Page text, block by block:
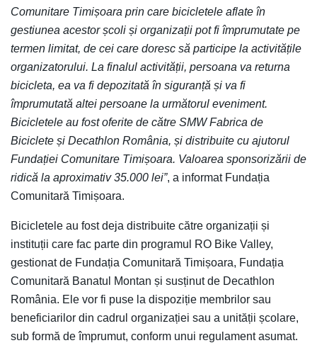
Comunitare Timișoara prin care bicicletele aflate în
gestiunea acestor școli și organizații pot fi împrumutate pe
termen limitat, de cei care doresc să participe la activitățile
organizatorului. La finalul activității, persoana va returna
bicicleta, ea va fi depozitată în siguranță și va fi
împrumutată altei persoane la următorul eveniment.
Bicicletele au fost oferite de către SMW Fabrica de
Biciclete și Decathlon România, și distribuite cu ajutorul
Fundației Comunitare Timișoara. Valoarea sponsorizării de
ridică la aproximativ 35.000 lei”, a informat Fundația
Comunitară Timișoara.
Bicicletele au fost deja distribuite către organizații și
instituții care fac parte din programul RO Bike Valley,
gestionat de Fundația Comunitară Timișoara, Fundația
Comunitară Banatul Montan și susținut de Decathlon
România. Ele vor fi puse la dispoziție membrilor sau
beneficiarilor din cadrul organizației sau a unității școlare,
sub formă de împrumut, conform unui regulament asumat.